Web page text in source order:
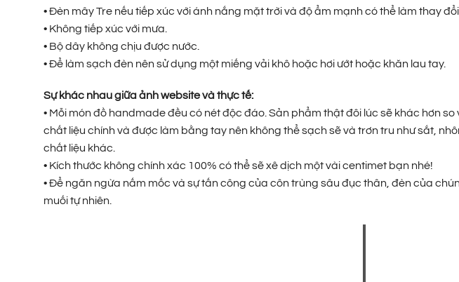
• Đèn mây Tre nếu tiếp xúc với ánh nắng mặt trời và độ ẩm mạnh có thể làm thay
• Không tiếp xúc với mưa.
• Bộ dây không chịu được nước.
• Để làm sạch đèn nên sử dụng một miếng vải khô hoặc hơi ướt hoặc khăn lau tay.
Sự khác nhau giữa ảnh website và thực tế:
• Mỗi món đồ handmade đều có nét độc đáo. Sản phẩm thật đôi lúc sẽ khác hơn
chất liệu chính và được làm bằng tay nên không thể sạch sẽ và trơn tru như sắt,
chất liệu khác.
• Kích thước không chính xác 100% có thể sẽ xê dịch một vài centimet bạn nhé!
• Để ngăn ngừa nấm mốc và sự tấn công của côn trùng sâu đục thân, đèn của
muối tự nhiên.